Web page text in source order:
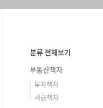
분류 전체보기
부동산책자
투자책자
세금책자